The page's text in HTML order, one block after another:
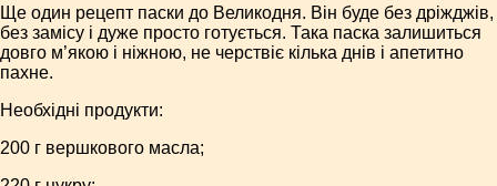
Ще один рецепт паски до Великодня. Він буде без дріжджів,
без замісу і дуже просто готується. Така паска залишиться
довго м’якою і ніжною, не черствіє кілька днів і апетитно
пахне.
Необхідні продукти:
200 г вершкового масла;